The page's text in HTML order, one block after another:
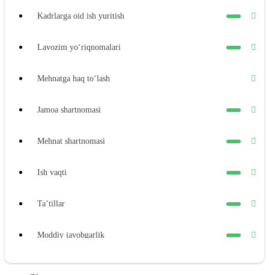
Kadrlarga oid ish yuritish
Lavozim yoʻriqnomalari
Mehnatga haq toʻlash
Jamoa shartnomasi
Mehnat shartnomasi
Ish vaqti
Ta’tillar
Moddiy javobgarlik
Xodimning moddiy javobgarligi